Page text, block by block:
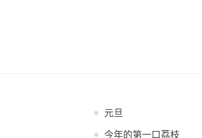
元旦
今年的第一口荔枝